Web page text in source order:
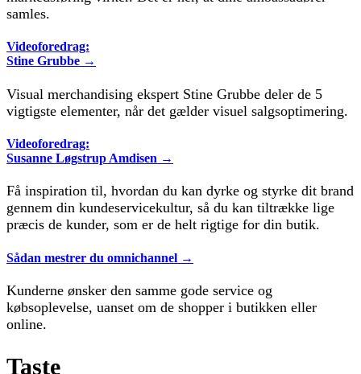
samles.
Videoforedrag:
Stine Grubbe →
Visual merchandising ekspert Stine Grubbe deler de 5
vigtigste elementer, når det gælder visuel salgsoptimering.
Videoforedrag:
Susanne Løgstrup Amdisen →
Få inspiration til, hvordan du kan dyrke og styrke dit brand
gennem din kundeservicekultur, så du kan tiltrække lige
præcis de kunder, som er de helt rigtige for din butik.
Sådan mestrer du omnichannel →
Kunderne ønsker den samme gode service og
købsoplevelse, uanset om de shopper i butikken eller
online.
Taste